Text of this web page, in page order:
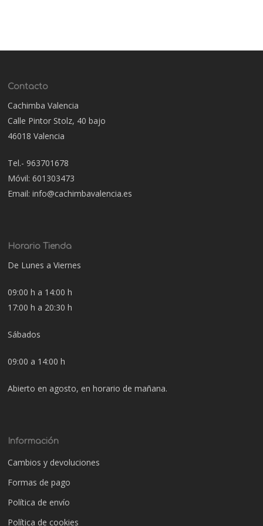
Contacto
Cachimba Valencia
Calle Pintor Stolz, 40 bajo
46018 Valencia
Tel.- 963701678
Móvil: 601303473
Email: info@cachimbavalencia.es
Horario Tienda
De Lunes a Viernes
09:00 h a 14:00 h
17:00 h a 20:30 h
Sábados
09:00 a 14:00 h
Abierto en agosto, en horario de mañana.
Información
Cambios y devoluciones
Formas de pago
Política de envío
Política de cookies